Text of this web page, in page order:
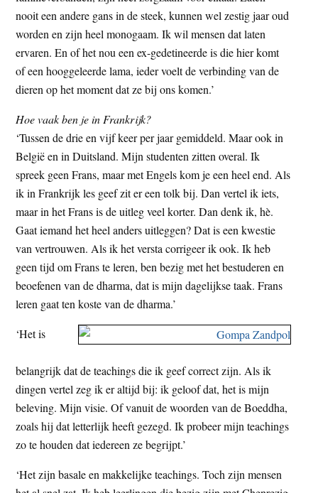
nooit een andere gans in de steek, kunnen wel zestig jaar oud
worden en zijn heel monogaam. Ik wil mensen dat laten
ervaren. En of het nou een ex-gedetineerde is die hier komt
of een hooggeleerde lama, ieder voelt de verbinding van de
dieren op het moment dat ze bij ons komen.’
Hoe vaak ben je in Frankrijk?
‘Tussen de drie en vijf keer per jaar gemiddeld. Maar ook in
België en in Duitsland. Mijn studenten zitten overal. Ik
spreek geen Frans, maar met Engels kom je een heel end. Als
ik in Frankrijk les geef zit er een tolk bij. Dan vertel ik iets,
maar in het Frans is de uitleg veel korter. Dan denk ik, hè.
Gaat iemand het heel anders uitleggen? Dat is een kwestie
van vertrouwen. Als ik het versta corrigeer ik ook. Ik heb
geen tijd om Frans te leren, ben bezig met het bestuderen en
beoefenen van de dharma, dat is mijn dagelijkse taak. Frans
leren gaat ten koste van de dharma.’
‘Het is
belangrijk dat de teachings die ik geef correct zijn. Als ik
dingen vertel zeg ik er altijd bij: ik geloof dat, het is mijn
beleving. Mijn visie. Of vanuit de woorden van de Boeddha,
zoals hij dat letterlijk heeft gezegd. Ik probeer mijn teachings
zo te houden dat iedereen ze begrijpt.’
‘Het zijn basale en makkelijke teachings. Toch zijn mensen